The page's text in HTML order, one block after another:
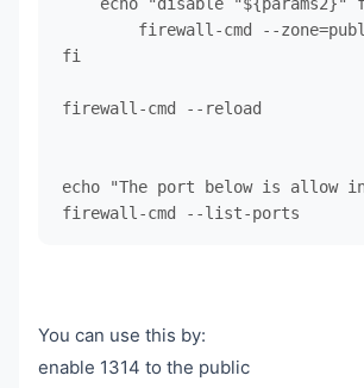
fi
firewall-cmd --reload
echo "The port below is allow
You can use this by:
enable 1314 to the public